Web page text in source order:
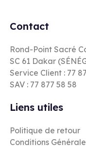
Contact
Rond-Point Sacré
SC 61 Dakar
Service Client : 77
SAV : 77 877 58 58
Liens utiles
Politique de retour
Conditions